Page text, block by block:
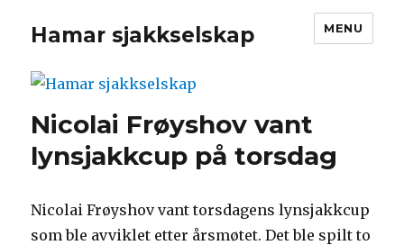
Hamar sjakkselskap MENU
Nicolai Frøyshov vant
lynsjakkcup på torsdag
Nicolai Frøyshov vant torsdagens lynsjakkcup
som ble avviklet etter årsmøtet. Det ble spilt to